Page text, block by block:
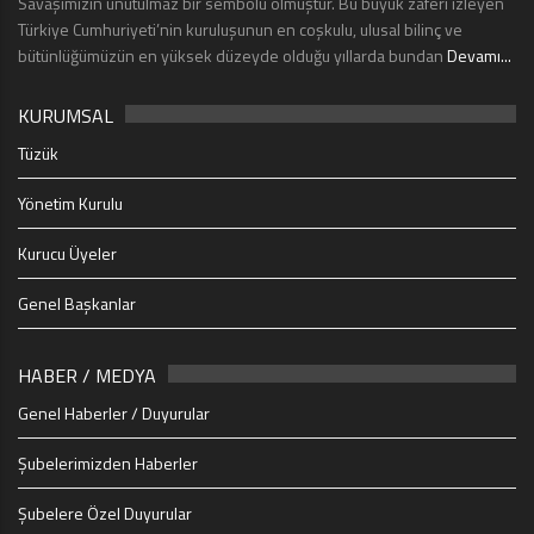
Türkiye Cumhuriyeti’nin kuruluşunun en coşkulu, ulusal bilinç ve
bütünlüğümüzün en yüksek düzeyde olduğu yıllarda bundanDevamı...
KURUMSAL
Tüzük
Yönetim Kurulu
Kurucu Üyeler
Genel Başkanlar
HABER / MEDYA
Genel Haberler / Duyurular
Şubelerimizden Haberler
Şubelere Özel Duyurular